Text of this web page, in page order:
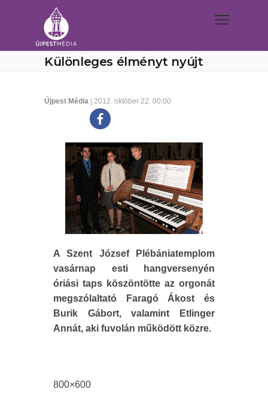
Különleges élményt nyújt
Újpest Média | 2012. október 22. 00:00
A Szent József Plébániatemplom
vasárnap esti hangversenyén
óriási taps köszöntötte az orgonát
megszólaltató Faragó Ákost és
Burik Gábort, valamint Etlinger
Annát, aki fuvolán működött közre.
800×600